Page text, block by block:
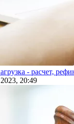
- расчет,
20:49